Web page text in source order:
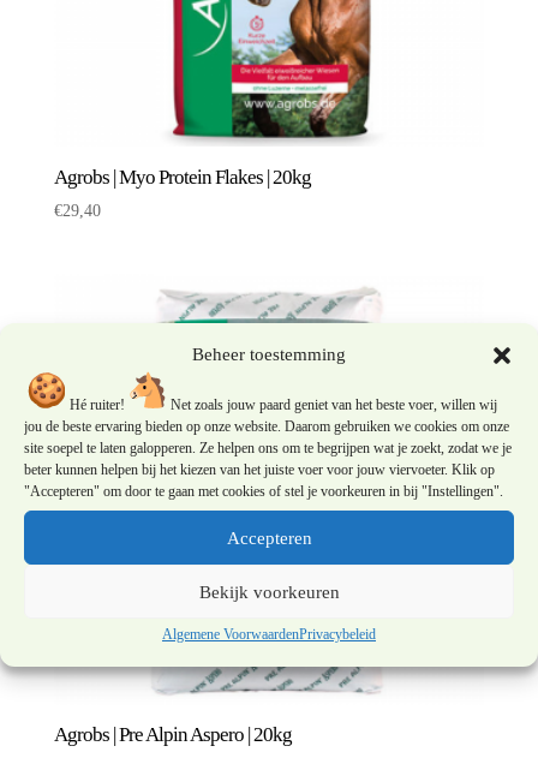
Beheer toestemming
Hé ruiter!
Net zoals jouw paard geniet van het beste voer, willen wij
jou de beste ervaring bieden op onze website. Daarom gebruiken we cookies om onze
site soepel te laten galopperen. Ze helpen ons om te begrijpen wat je zoekt, zodat we je
beter kunnen helpen bij het kiezen van het juiste voer voor jouw viervoeter. Klik op
"Accepteren" om door te gaan met cookies of stel je voorkeuren in bij "Instellingen".
Accepteren
Bekijk voorkeuren
Algemene VoorwaardenPrivacybeleid
Agrobs | Myo Protein Flakes | 20kg
€29,40
Agrobs | Pre Alpin Aspero | 20kg